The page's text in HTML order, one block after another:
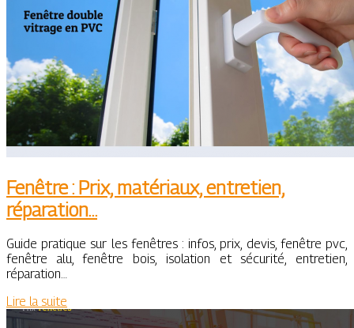
Fenêtre : Prix, matériaux, entretien,
réparation…
Guide pratique sur les fenêtres : infos, prix, devis, fenêtre pvc,
fenêtre alu, fenêtre bois, isolation et sécurité, entretien,
réparation…
Lire la suite